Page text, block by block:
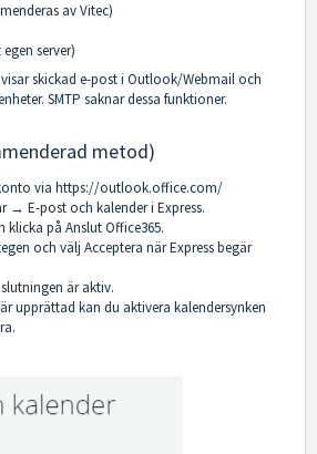
av Vitec)
server)
skickad e-post i Outlook/Webmail och
SMTP saknar dessa funktioner.
metod)
via https://outlook.office.com/
→ E-post och kalender i Express.
klicka på Anslut Office365.
och välj Acceptera när Express begär
är aktiv.
upprättad kan du aktivera kalendersynken